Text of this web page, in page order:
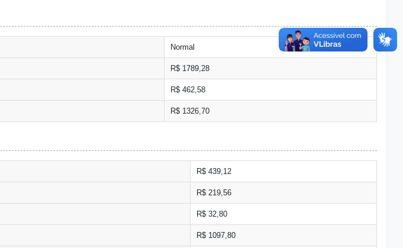
Normal
R$ 1789,28
R$ 462,58
R$ 1326,70
R$ 439,12
R$ 219,56
R$ 32,80
R$ 1097,80